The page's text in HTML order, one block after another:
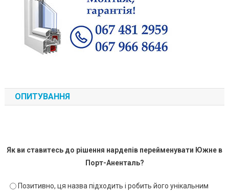
ОПИТУВАННЯ
Як ви ставитесь до рішення нардепів перейменувати Южне в
Порт-Аненталь?
Позитивно, ця назва підходить і робить його унікальним